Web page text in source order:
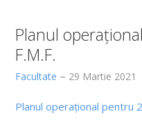
Licența
Informații generale
Rezultate admitere
Masterat
Planul
F.M.F.
Facultate 29 Martie 2021
Planul operațional pentru